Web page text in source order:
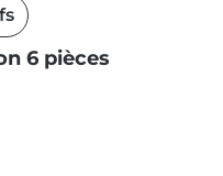
6 pièces